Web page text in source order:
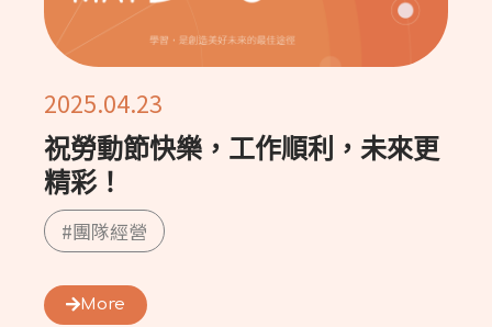
祝勞動節快樂，工作順利，未來更
精彩！
2025.04.23
#團隊經營
More